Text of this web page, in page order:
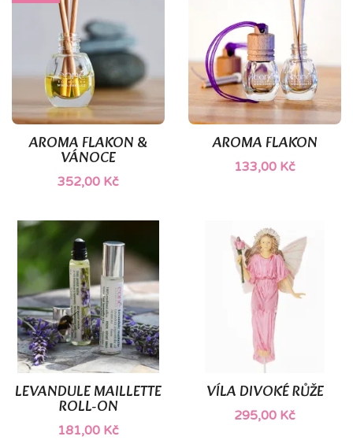
AROMA FLAKON &
VÁNOCE
352,00 Kč
AROMA FLAKON
133,00 Kč
LEVANDULE MAILLETTE
ROLL-ON
181,00 Kč
VÍLA DIVOKÉ RŮŽE
295,00 Kč